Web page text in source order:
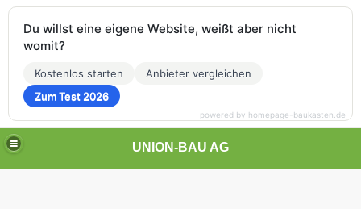
UNION-BAU AG
Du willst eine eigene Website, weißt aber nicht
womit?
Kostenlos starten
Anbieter vergleichen
Zum Test 2026
powered by homepage-baukasten.de